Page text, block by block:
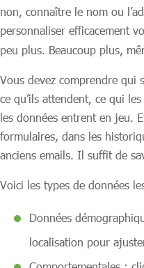
non, connaître le nom ou
personnaliser efficacement
peu plus. Beaucoup plus,
Vous devez comprendre qui
ce qu’ils attendent, ce qui
les données entrent en jeu.
formulaires, dans les
anciens emails. Il suffit de
Voici les types de données
Données
localisation pour